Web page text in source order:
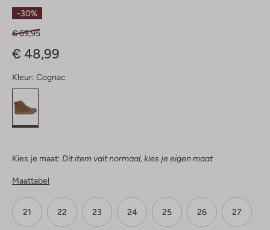
Sterren
-30%
€ 69,95
€ 48,99
Kleur: Cognac
Kies je maat: Dit item valt normaal, kies je eigen maat
Maattabel
21 22 23 24 25 26 27